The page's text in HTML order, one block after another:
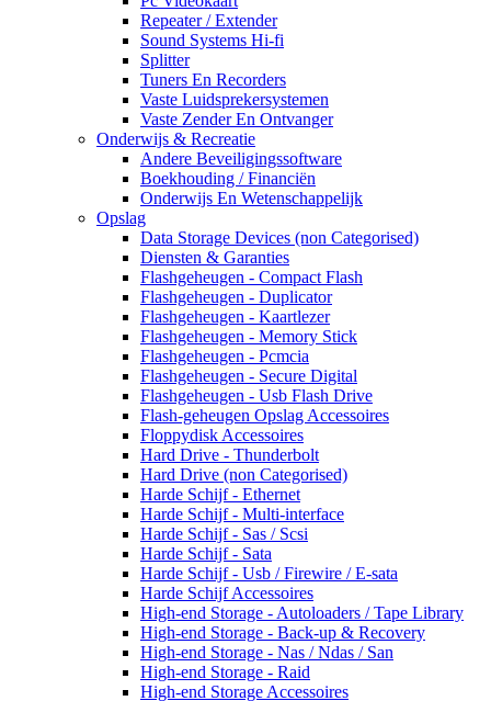
Repeater / Extender
Sound Systems Hi-fi
Splitter
Tuners En Recorders
Vaste Luidsprekersystemen
Vaste Zender En Ontvanger
Onderwijs & Recreatie
Andere Beveiligingssoftware
Boekhouding / Financiën
Onderwijs En Wetenschappelijk
Opslag
Data Storage Devices (non Categorised)
Diensten & Garanties
Flashgeheugen - Compact Flash
Flashgeheugen - Duplicator
Flashgeheugen - Kaartlezer
Flashgeheugen - Memory Stick
Flashgeheugen - Pcmcia
Flashgeheugen - Secure Digital
Flashgeheugen - Usb Flash Drive
Flash-geheugen Opslag Accessoires
Floppydisk Accessoires
Hard Drive - Thunderbolt
Hard Drive (non Categorised)
Harde Schijf - Ethernet
Harde Schijf - Multi-interface
Harde Schijf - Sas / Scsi
Harde Schijf - Sata
Harde Schijf - Usb / Firewire / E-sata
Harde Schijf Accessoires
High-end Storage - Autoloaders / Tape Library
High-end Storage - Back-up & Recovery
High-end Storage - Nas / Ndas / San
High-end Storage - Raid
High-end Storage Accessoires